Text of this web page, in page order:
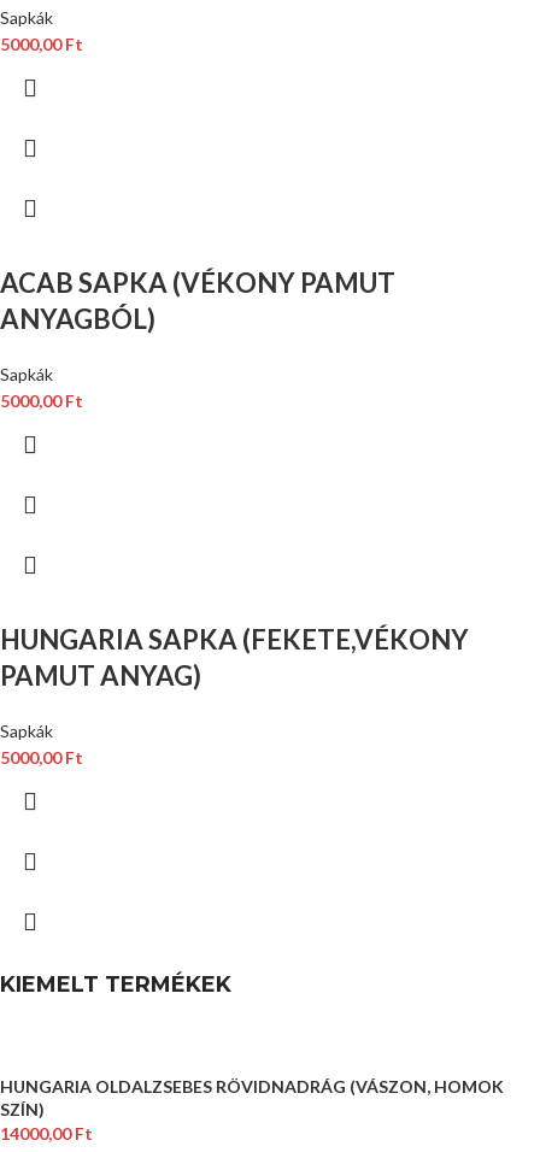
Sapkák
5000,00Ft
ACAB SAPKA (VÉKONY PAMUT
ANYAGBÓL)
Sapkák
5000,00Ft
HUNGARIA SAPKA (FEKETE,VÉKONY
PAMUT ANYAG)
Sapkák
5000,00Ft
KIEMELT TERMÉKEK
HUNGARIA OLDALZSEBES RÖVIDNADRÁG (VÁSZON, HOMOK
SZÍN)
14000,00Ft